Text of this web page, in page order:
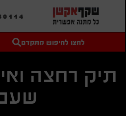
טקסט חופשי
מחיר מיני'
לחצו לחיפוש מתקדם
תיק רחצה